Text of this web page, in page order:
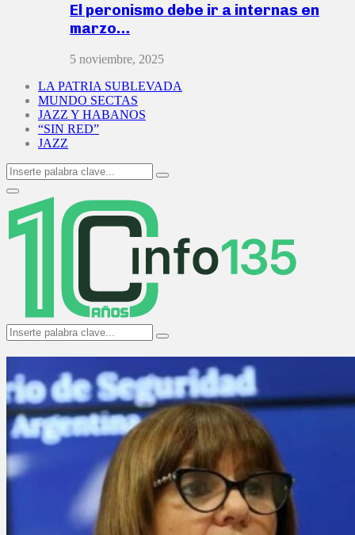
El peronismo debe ir a internas en
marzo…
5 noviembre, 2025
LA PATRIA SUBLEVADA
MUNDO SECTAS
JAZZ Y HABANOS
“SIN RED”
JAZZ
Search
for:
Search
Primary
Menu
Search
for:
Search